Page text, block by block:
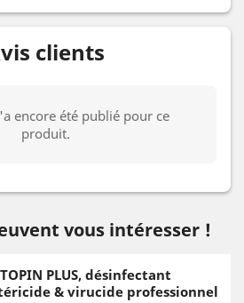
clients
encore été publié pour ce
produit.
vous intéresser !
PLUS, désinfectant
& virucide professionnel